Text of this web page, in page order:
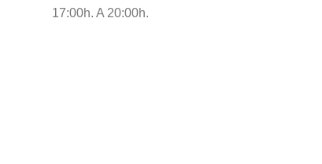
17:00h. A 20:00h.